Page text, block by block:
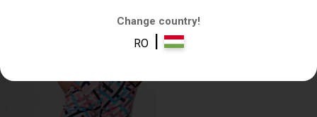
Filtre
Change country!
RO |